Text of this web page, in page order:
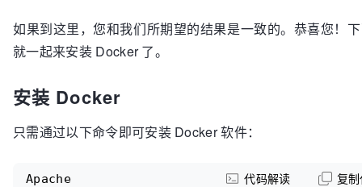
如果到这里，您和我们所期望的结果是一致的。恭喜您！
就一起来安装 Docker 了。
安装 Docker
只需通过以下命令即可安装 Docker 软件：
Apache 代码解读 复